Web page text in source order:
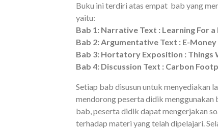
Buku ini terdiri atas empat bab yang
yaitu:
Bab 1: Narrative Text : Learning For
Bab 2: Argumentative Text : E-
Bab 3: Hortatory Exposition : Things
Bab 4: Discussion Text : Carbon
Setiap bab disusun untuk menyediakan
mendorong peserta didik menggunakan
bab, peserta didik dapat mengerjakan
terhadap materi yang telah dipelajari.